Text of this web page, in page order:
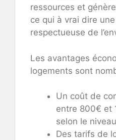
ressources et
ce qui à vrai dire
respectueuse de
Les avantages
logements sont
Un coût de
entre 800€ et
selon le
Des tarifs de